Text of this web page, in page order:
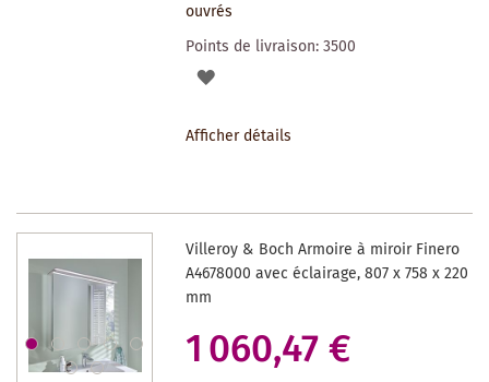
ouvrés
Points de livraison:3500
AJOUTER
SOUHAITS
Afficher détails
Villeroy & Boch Armoire à miroir Finero
A4678000 avec éclairage, 807 x 758 x 220
mm
1 060,47 €